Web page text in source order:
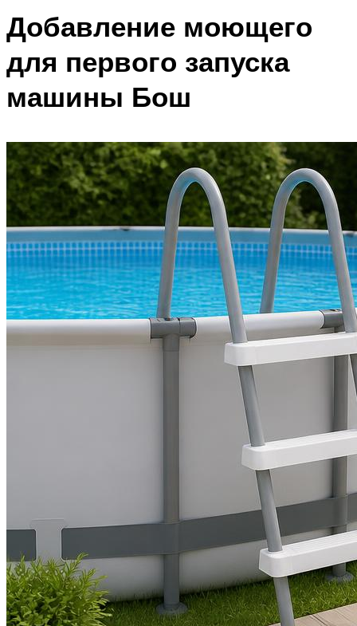
Добавление моющего
для первого запуска
машины Бош